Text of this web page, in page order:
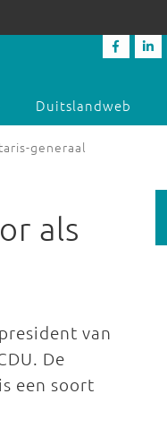
Duitslandweb
generaal
als
van
De
een soort